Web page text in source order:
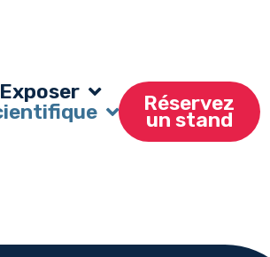
Exposer
Réservez
un stand